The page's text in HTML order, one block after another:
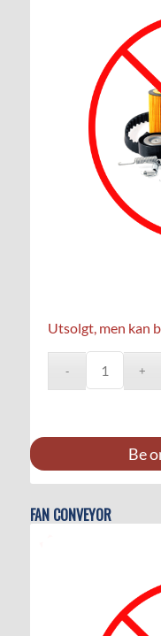
Utsolgt, men kan
Be
FAN CONVEYOR